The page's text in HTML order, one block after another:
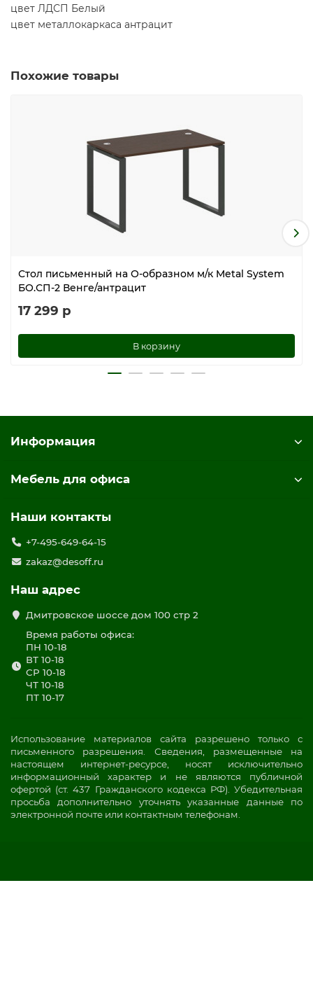
цвет ЛДСП Белый
цвет металлокаркаса антрацит
Похожие товары
Стол письменный на О-образном м/к Metal System
БО.СП-2 Венге/антрацит
17 299 р
В корзину
Информация
Мебель для офиса
Наши контакты
+7-495-649-64-15
zakaz@desoff.ru
Наш адрес
Дмитровское шоссе дом 100 стр 2
Время работы офиса:
ПН 10-18
ВТ 10-18
СР 10-18
ЧТ 10-18
ПТ 10-17
Использование материалов сайта разрешено только с
письменного разрешения. Сведения, размещенные на
настоящем интернет-ресурсе, носят исключительно
информационный характер и не являются публичной
офертой (ст. 437 Гражданского кодекса РФ). Убедительная
просьба дополнительно уточнять указанные данные по
электронной почте или контактным телефонам.